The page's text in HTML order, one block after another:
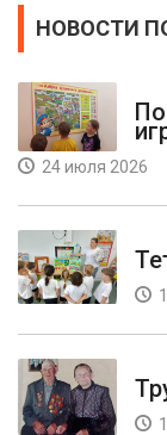
НОВОСТИ
24 июля 2026